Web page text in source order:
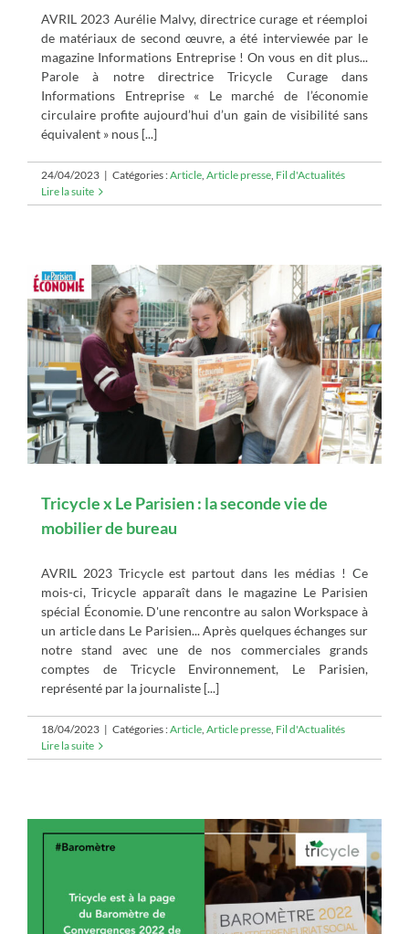
AVRIL 2023 Aurélie Malvy, directrice curage et réemploi
de matériaux de second œuvre, a été interviewée par le
magazine Informations Entreprise ! On vous en dit plus...
Parole à notre directrice Tricycle Curage dans
Informations Entreprise « Le marché de l’économie
circulaire profite aujourd’hui d’un gain de visibilité sans
équivalent » nous [...]
24/04/2023 | Catégories :Article, Article presse, Fil d'Actualités
Lire la suite
Tricycle x Le Parisien : la seconde vie de
mobilier de bureau
AVRIL 2023 Tricycle est partout dans les médias ! Ce
mois-ci, Tricycle apparaît dans le magazine Le Parisien
spécial Économie. D'une rencontre au salon Workspace à
un article dans Le Parisien... Après quelques échanges sur
notre stand avec une de nos commerciales grands
comptes de Tricycle Environnement, Le Parisien,
représenté par la journaliste [...]
18/04/2023 | Catégories :Article, Article presse, Fil d'Actualités
Lire la suite